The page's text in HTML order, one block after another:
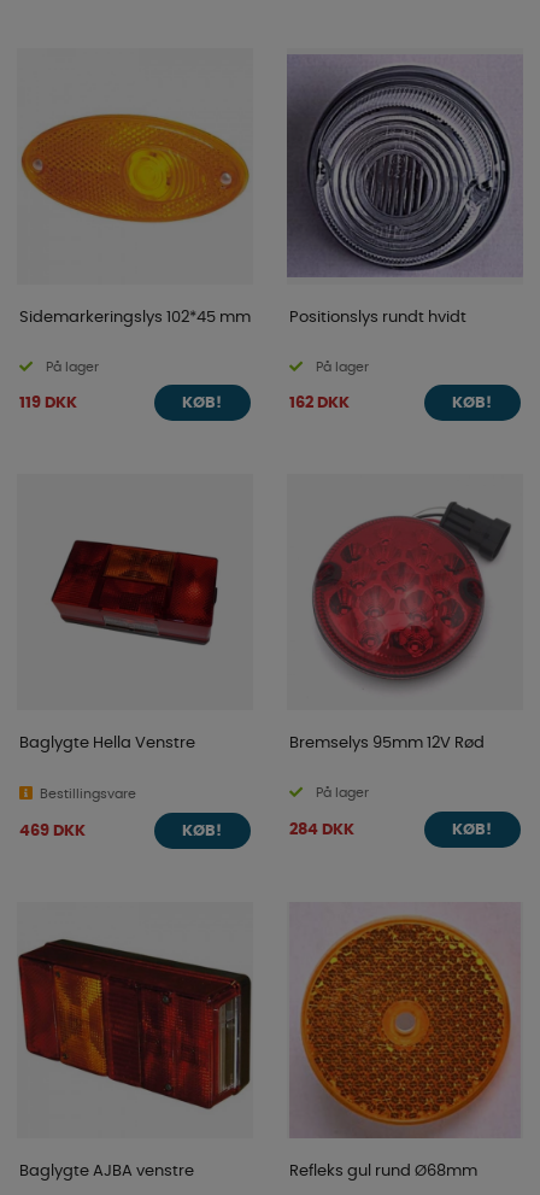
Sidemarkeringslys 102*45 mm
På lager
119 DKK KØB!
Positionslys rundt hvidt
På lager
162 DKK KØB!
Baglygte Hella Venstre
Bestillingsvare
469 DKK KØB!
Bremselys 95mm 12V Rød
På lager
284 DKK KØB!
Baglygte AJBA venstre Refleks gul rund Ø68mm